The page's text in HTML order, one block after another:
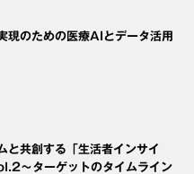
現のための医療AIとデータ活用
と共創する「生活者インサイ
～ターゲットのタイムライン